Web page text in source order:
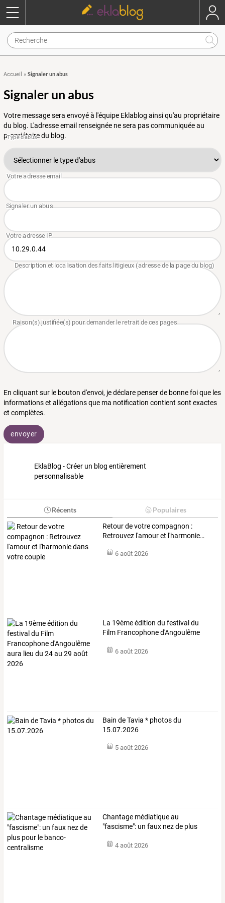
Accueil » Signaler un abus
Signaler un abus
Votre message sera envoyé à l'équipe Eklablog ainsi qu'au propriétaire
du blog. L'adresse email renseignée ne sera pas communiquée au
propriétaire du blog.
En cliquant sur le bouton d'envoi, je déclare penser de bonne foi que les
informations et allégations que ma notification contient sont exactes
et complètes.
envoyer
EklaBlog - Créer un blog entièrement
personnalisable
Récents Populaires
Retourdevotrecompagnon :
Retrouvez l'amouret l'harmonie…
6 août 2026
La 19èmeédition du festival du
Film Francophoned'Angoulême
6 août 2026
Bain de Tavia * photos du
15.07.2026
5 août 2026
Chantage médiatiqueau
"fascisme": un faux nezde plus
4 août 2026